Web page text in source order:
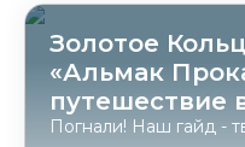
Золотое
«Альмак
путешествие
Погнали! Наш гайд -